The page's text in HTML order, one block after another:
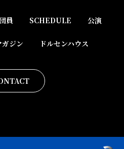
員 SCHEDULE 公演
ガジン ドルセンハウス